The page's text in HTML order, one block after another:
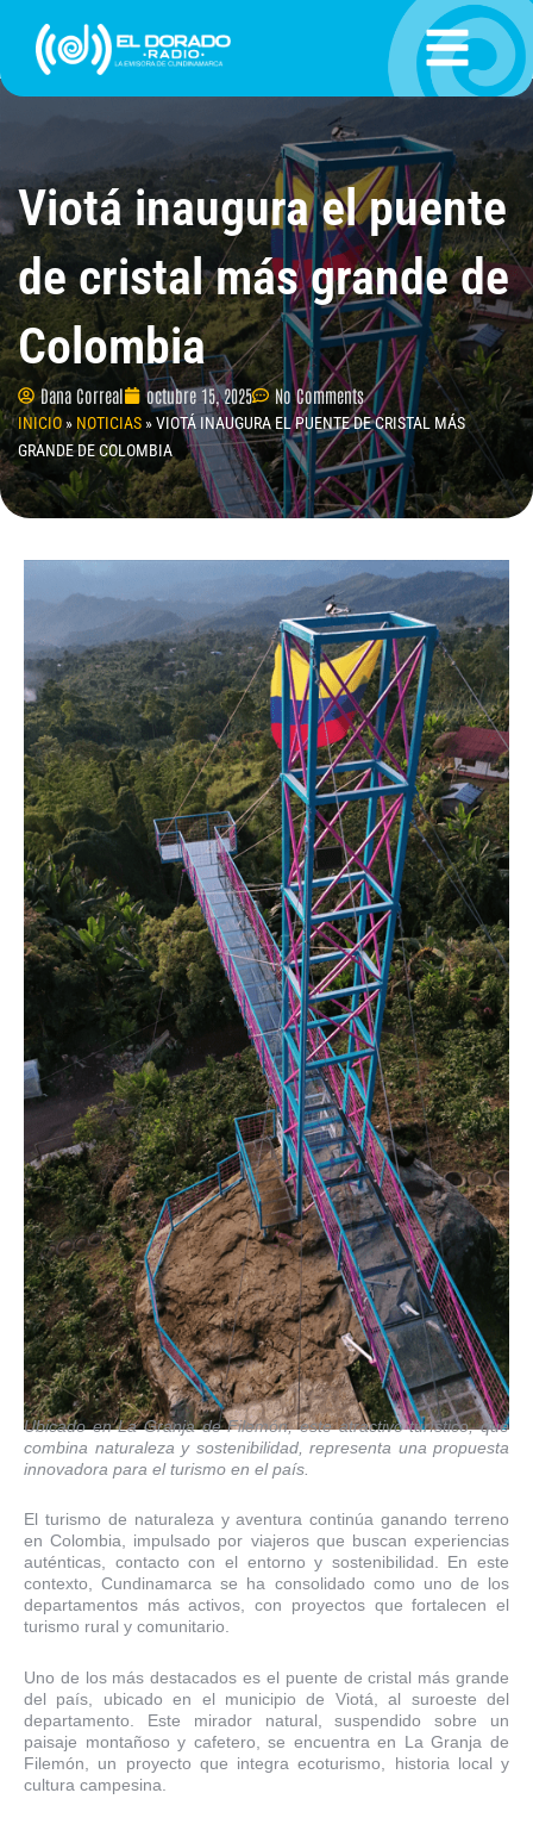
contenido
Viotá inaugura el puente
de cristal más grande de
Colombia
Dana Correal octubre 15, 2025 No Comments
INICIO» NOTICIAS »VIOTÁ INAUGURA EL PUENTE DE CRISTAL MÁS
GRANDE DE COLOMBIA
Ubicado en La Granja de Filemón, este atractivo turístico, que
combina naturaleza y sostenibilidad, representa una propuesta
innovadora para el turismo en el país.
El turismo de naturaleza y aventura continúa ganando terreno
en Colombia, impulsado por viajeros que buscan experiencias
auténticas, contacto con el entorno y sostenibilidad. En este
contexto, Cundinamarca se ha consolidado como uno de los
departamentos más activos, con proyectos que fortalecen el
turismo rural y comunitario.
Uno de los más destacados es el puente de cristal más grande
del país, ubicado en el municipio de Viotá, al suroeste del
departamento. Este mirador natural, suspendido sobre un
paisaje montañoso y cafetero, se encuentra en La Granja de
Filemón, un proyecto que integra ecoturismo, historia local y
cultura campesina.